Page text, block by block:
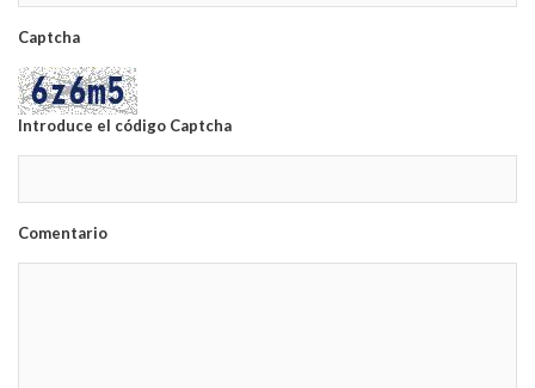
Captcha
Introduce el código Captcha
Comentario